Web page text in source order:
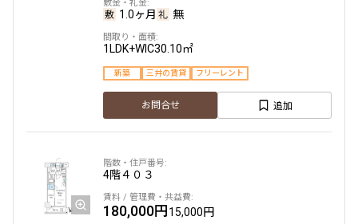
245,000円
1.0ヶ月 無
2LDK+WIC+SIC
お問合せ
賃料改定
1.0ヶ月 無
1LDK+WIC30.10㎡
新築 三井の賃貸 フリーレント
お問合せ 追加
4階４０３
180,000円15,000円